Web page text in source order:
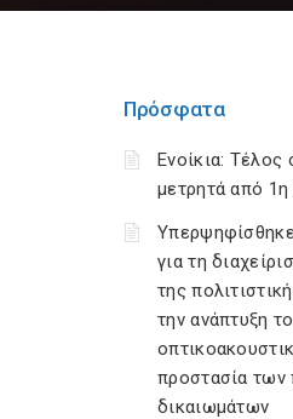
Πρόσφατα
Ενοίκια: Τέλος
μετρητά από
για τη
της
την ανάπτυξη
προστασία των
δικαιωμάτων